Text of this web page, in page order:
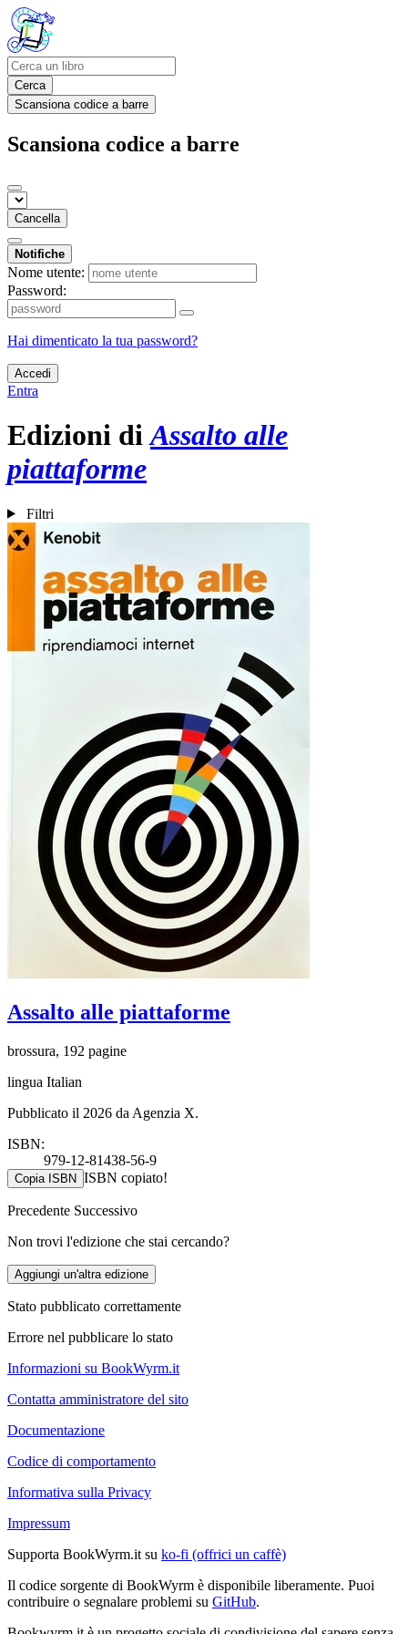
Cerca
Scansiona codice a barre
Scansiona codice a barre
Cancella
Notifiche
Nome utente:
Password:
Hai dimenticato la tua password?
Accedi
Entra
Edizioni diAssalto alle
piattaforme
Filtri
Assalto alle piattaforme
brossura, 192 pagine
lingua Italian
Pubblicato il 2026 da Agenzia X.
ISBN:
979-12-81438-56-9
Copia ISBN ISBN copiato!
Precedente Successivo
Non trovi l'edizione che stai cercando?
Aggiungi un'altra edizione
Stato pubblicato correttamente
Errore nel pubblicare lo stato
Informazioni su BookWyrm.it
Contatta amministratore del sito
Documentazione
Codice di comportamento
Informativa sulla Privacy
Impressum
Supporta BookWyrm.it su ko-fi (offrici un caffè)
Il codice sorgente di BookWyrm è disponibile liberamente. Puoi
contribuire o segnalare problemi su GitHub.